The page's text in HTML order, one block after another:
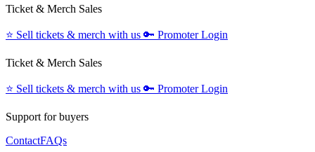
Ticket & Merch Sales
⭐️ Sell tickets & merch with us 🔑 Promoter Login
Ticket & Merch Sales
⭐️ Sell tickets & merch with us 🔑 Promoter Login
Support for buyers
ContactFAQs